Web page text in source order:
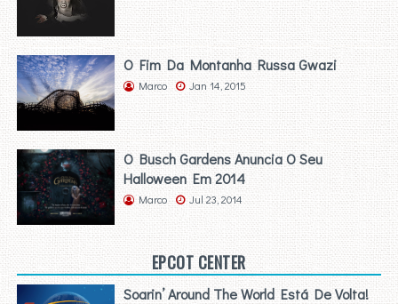
O Fim Da Montanha Russa Gwazi
Marco Jan 14, 2015
O Busch Gardens Anuncia O Seu
Halloween Em 2014
Marco Jul 23, 2014
EPCOT CENTER
Soarin’ Around The World Está De Volta!